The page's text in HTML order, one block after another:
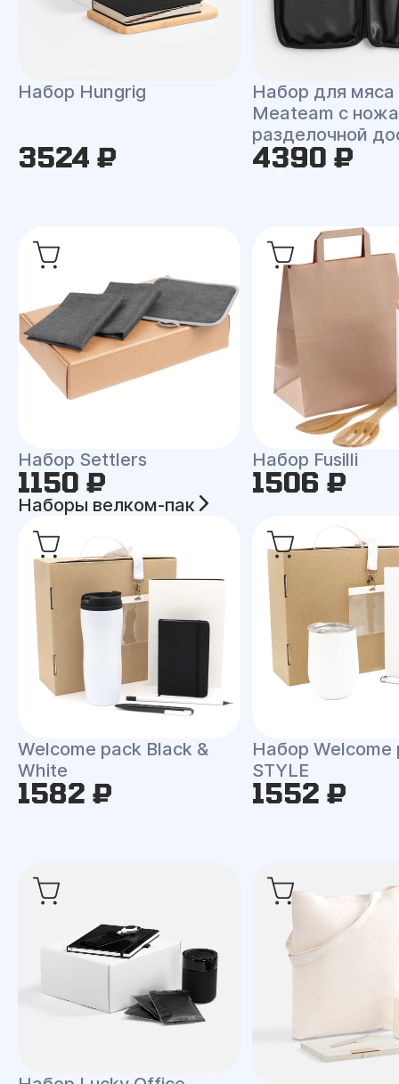
Набор Hungrig
3524 ₽
Набор для мяса
Meateam с
разделочной
4390 ₽
Набор Settlers
1150 ₽
Набор Fusilli
1506 ₽
Наборы велком-пак
Welcome pack Black &
White
1582 ₽
Набор Welcome
STYLE
1552 ₽